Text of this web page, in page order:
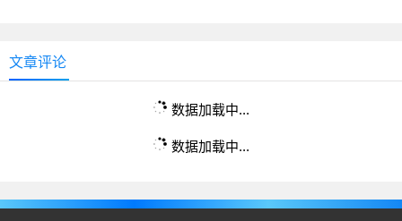
文章评论
数据加载中...
数据加载中...